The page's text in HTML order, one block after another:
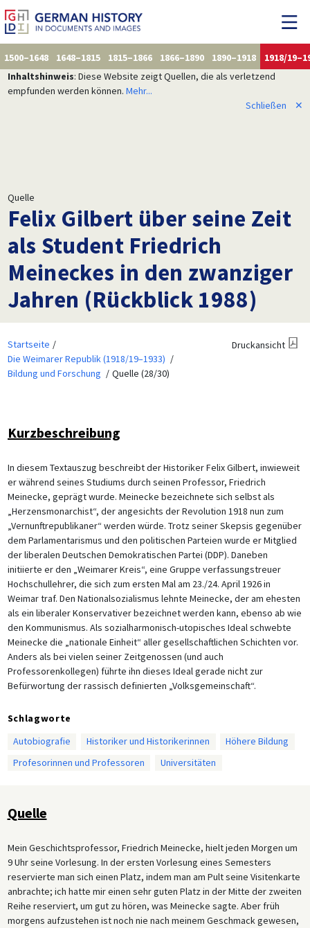
1500–1648 1648–1815 1815–1866 1866–1890 1890–1918
1918/
Inhaltshinweis: Diese Website zeigt Quellen, die als verletzend
empfunden werden können. Mehr...
Schließen
✕
Quelle
Felix Gilbert über seine Zeit
als Student Friedrich
Meineckes in den zwanziger
Jahren (Rückblick 1988)
Startseite
Die Weimarer Republik (1918/19–1933)
Bildung und Forschung
Quelle (28/30)
Druckansicht
Kurzbeschreibung
In diesem Textauszug beschreibt der Historiker Felix Gilbert, inwieweit
er während seines Studiums durch seinen Professor, Friedrich
Meinecke, geprägt wurde. Meinecke bezeichnete sich selbst als
„Herzensmonarchist“, der angesichts der Revolution 1918 nun zum
„Vernunftrepublikaner“ werden würde. Trotz seiner Skepsis gegenüber
dem Parlamentarismus und den politischen Parteien wurde er Mitglied
der liberalen Deutschen Demokratischen Partei (DDP). Daneben
initiierte er den „Weimarer Kreis“, eine Gruppe verfassungstreuer
Hochschullehrer, die sich zum ersten Mal am 23./24. April 1926 in
Weimar traf. Den Nationalsozialismus lehnte Meinecke, der am ehesten
als ein liberaler Konservativer bezeichnet werden kann, ebenso ab wie
den Kommunismus. Als sozialharmonisch-utopisches Ideal schwebte
Meinecke die „nationale Einheit“ aller gesellschaftlichen Schichten vor.
Anders als bei vielen seiner Zeitgenossen (und auch
Professorenkollegen) führte ihn dieses Ideal gerade nicht zur
Befürwortung der rassisch definierten „Volksgemeinschaft“.
Schlagworte
Autobiografie
Historiker und Historikerinnen
Höhere Bildung
Profesorinnen und Professoren
Universitäten
Quelle
Mein Geschichtsprofessor, Friedrich Meinecke, hielt jeden Morgen um
9 Uhr seine Vorlesung. In der ersten Vorlesung eines Semesters
reservierte man sich einen Platz, indem man am Pult seine Visitenkarte
anbrachte; ich hatte mir einen sehr guten Platz in der Mitte der zweiten
Reihe reserviert, um gut zu hören, was Meinecke sagte. Aber früh
morgens aufzustehen ist noch nie nach meinem Geschmack gewesen,